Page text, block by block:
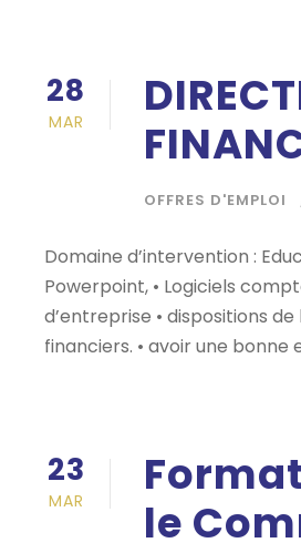
28
MAR
OFFRES D'EMPLOI
Domaine d’intervention :
Powerpoint, • Logiciels
d’entreprise • dispositions
financiers. • avoir une bonne
23
MAR
le